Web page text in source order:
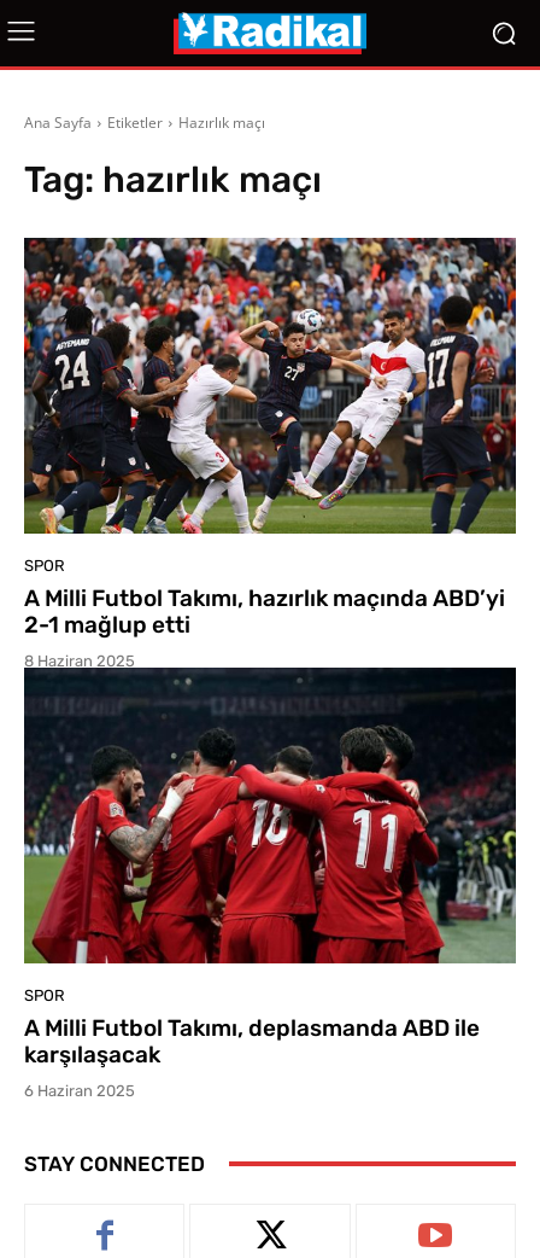
Ana Sayfa Etiketler Hazırlık maçı
Tag: hazırlık maçı
SPOR
A Milli Futbol Takımı, hazırlık maçında ABD’yi
2-1 mağlup etti
8 Haziran 2025
SPOR
A Milli Futbol Takımı, deplasmanda ABD ile
karşılaşacak
6 Haziran 2025
STAY CONNECTED